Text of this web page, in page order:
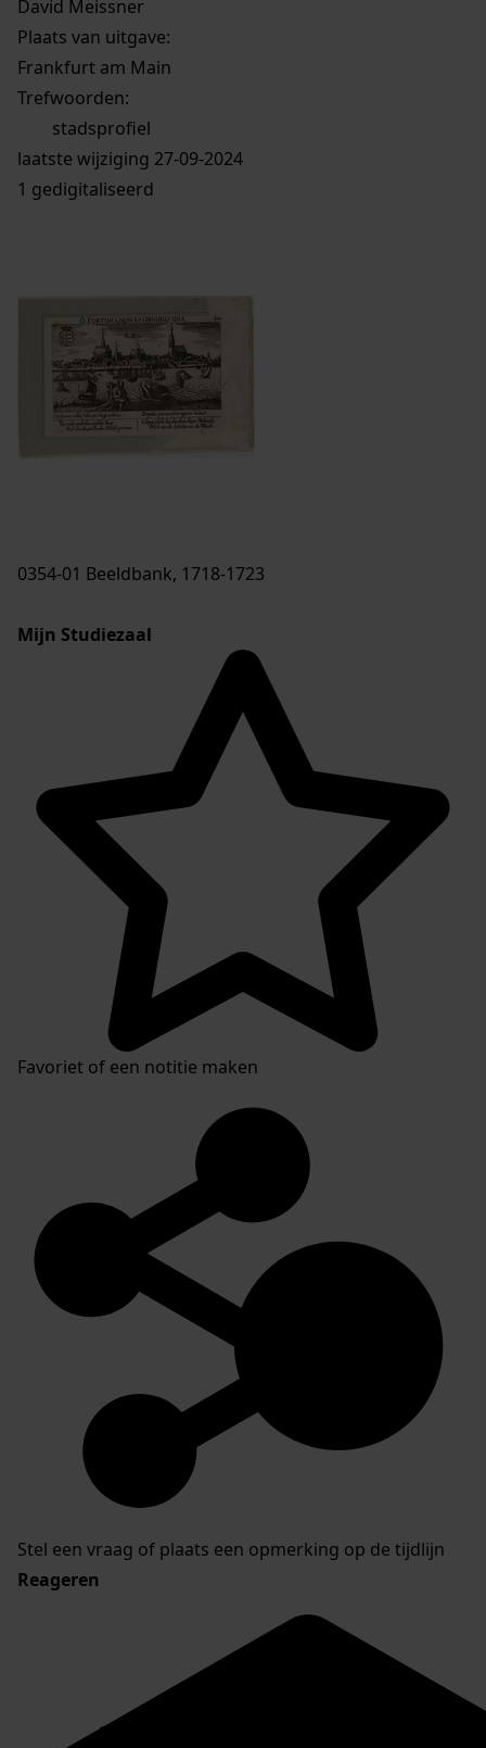
David Meissner
Plaats van uitgave:
Frankfurt am Main
Trefwoorden:
stadsprofiel
laatste wijziging 27-09-2024
1 gedigitaliseerd
0354-01 Beeldbank, 1718-1723
Mijn Studiezaal
Favoriet of een notitie maken
Stel een vraag of plaats een opmerking op de tijdlijn
Reageren